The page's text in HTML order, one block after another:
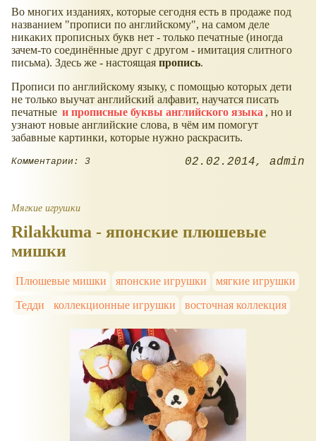
Во многих изданиях, которые сегодня есть в продаже под
названием "прописи по английскому", на самом деле
никаких прописных букв нет - только печатные (иногда
зачем-то соединённые друг с другом - имитация слитного
письма). Здесь же - настоящая пропись.
Прописи по английскому языку, с помощью которых дети
не только выучат английский алфавит, научатся писать
печатные и прописные буквы английского языка , но и
узнают новые английские слова, в чём им помогут
забавные картинки, которые нужно раскрасить.
Комментарии: 3 02.02.2014 admin
Мягкие игрушки
Rilakkuma - японские плюшевые
мишки
Плюшевые мишки японские игрушки
мягкие игрушки
Тедди
коллекционные игрушки восточная коллекция